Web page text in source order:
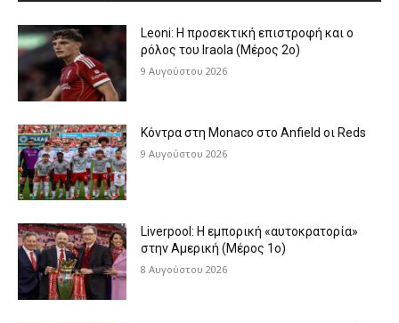
Leoni: Η προσεκτική επιστροφή και ο
ρόλος του Iraola (Μέρος 2ο)
9 Αυγούστου 2026
Κόντρα στη Monaco στο Anfield οι Reds
9 Αυγούστου 2026
Liverpool: Η εμπορική «αυτοκρατορία»
στην Αμερική (Μέρος 1ο)
8 Αυγούστου 2026